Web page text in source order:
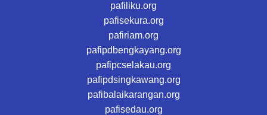
pafiliku.org
pafisekura.org
pafiriam.org
pafipdbengkayang.org
pafipcselakau.org
pafipdsingkawang.org
pafibalaikarangan.org
pafisedau.org